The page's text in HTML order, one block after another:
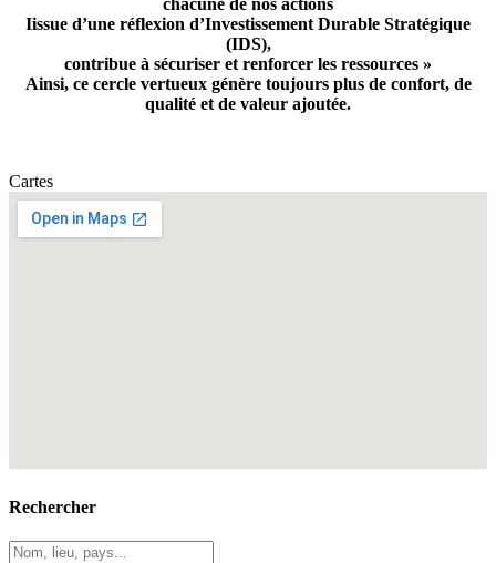
chacune de nos actions
Iissue d’une réflexion d’Investissement Durable Stratégique
(IDS),
contribue à sécuriser et renforcer les ressources »
Ainsi, ce cercle vertueux génère toujours plus de confort, de
qualité et de valeur ajoutée.
Cartes
Rechercher